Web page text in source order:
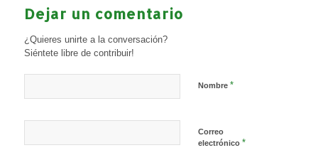
Dejar un comentario
¿Quieres unirte a la conversación?
Siéntete libre de contribuir!
Nombre *
Correo
electrónico *